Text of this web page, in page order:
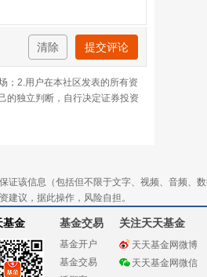
清除 提交评论
；2.用户在本社区发表的所有资
的独立判断，自行决定证券投资
该信息（包括但不限于文字、视频、音频、
议，据此操作，风险自担。
基金 基金交易
基金开户
基金交易
关注天天基金
天天基金网微博
天天基金网微信